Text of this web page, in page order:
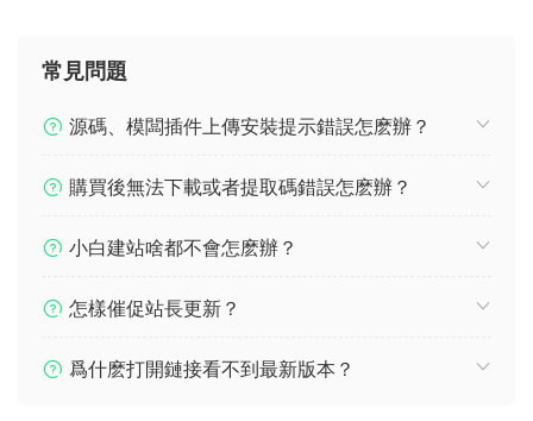
常見問題
源碼、模闆插件上傳安裝提示錯誤怎麽辦？
購買後無法下載或者提取碼錯誤怎麽辦？
小白建站啥都不會怎麽辦？
怎樣催促站長更新？
爲什麽打開鏈接看不到最新版本？